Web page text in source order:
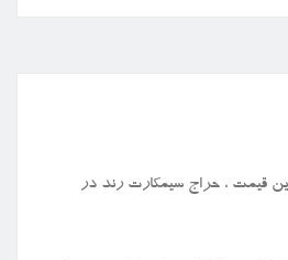
قیمت ، حراج سیمكارت رند در